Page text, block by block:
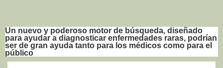
Un nuevo y poderoso motor de búsqueda, diseñado
para ayudar a diagnosticar enfermedades raras, podrían
ser de gran ayuda tanto para los médicos como para el
público